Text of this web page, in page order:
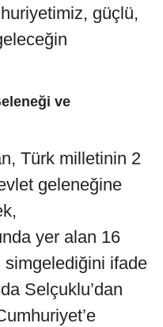
güçlü,
ve
Türk milletinin 2
geleneğine
yer alan 16
simgelediğini ifade
Selçuklu’dan